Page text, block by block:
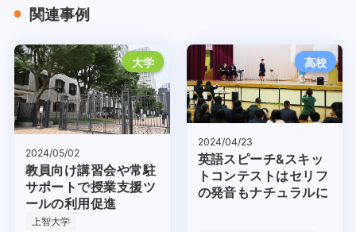
関連事例
大学
2024/05/02
教員向け講習会や常駐
サポートで授業支援ツ
ールの利用促進
上智大学
高校
2024/04/23
英語スピーチ&スキッ
トコンテストはセリフ
の発音もナチュラルに